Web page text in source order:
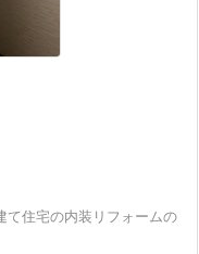
て住宅の内装リフォームの